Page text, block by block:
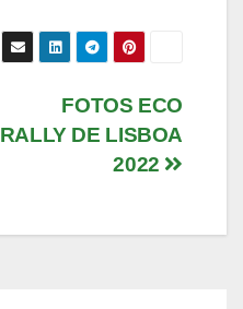
FOTOS ECO
RALLY DE LISBOA
2022